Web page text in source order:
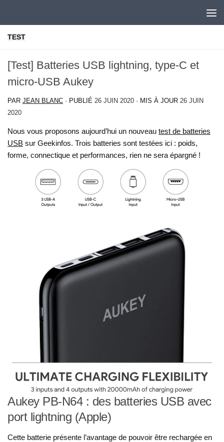
TEST
[Test] Batteries USB lightning, type-C et
micro-USB Aukey
PAR JEAN BLANC · PUBLIÉ 26 JUIN 2020 · MIS À JOUR 26 JUIN
2020
Nous vous proposons aujourd’hui un nouveau test de batteries
USB sur Geekinfos. Trois batteries sont testées ici : poids,
forme, connectique et performances, rien ne sera épargné !
Aukey PB-N64 : des batteries USB avec
port lightning (Apple)
Cette batterie présente l’avantage de pouvoir être rechargée en